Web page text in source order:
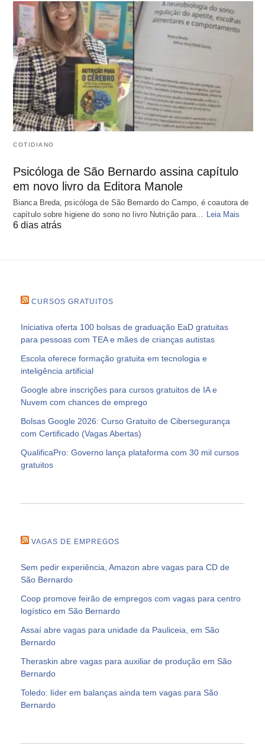
COTIDIANO
Psicóloga de São Bernardo assina capítulo
em novo livro da Editora Manole
Bianca Breda, psicóloga de São Bernardo do Campo, é coautora de
capítulo sobre higiene do sono no livro Nutrição para… Leia Mais
6 dias atrás
CURSOS GRATUITOS
Iniciativa oferta 100 bolsas de graduação EaD gratuitas
para pessoas com TEA e mães de crianças autistas
Escola oferece formação gratuita em tecnologia e
inteligência artificial
Google abre inscrições para cursos gratuitos de IA e
Nuvem com chances de emprego
Bolsas Google 2026: Curso Gratuito de Cibersegurança
com Certificado (Vagas Abertas)
QualificaPro: Governo lança plataforma com 30 mil cursos
gratuitos
VAGAS DE EMPREGOS
Sem pedir experiência, Amazon abre vagas para CD de
São Bernardo
Coop promove feirão de empregos com vagas para centro
logístico em São Bernardo
Assaí abre vagas para unidade da Pauliceia, em São
Bernardo
Theraskin abre vagas para auxiliar de produção em São
Bernardo
Toledo: líder em balanças ainda tem vagas para São
Bernardo